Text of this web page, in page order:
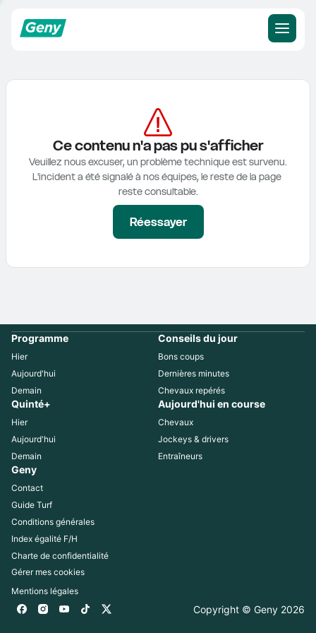
Ce contenu n'a pas pu s'afficher
Veuillez nous excuser, un problème technique est survenu.
L'incident a été signalé à nos équipes, le reste de la page
reste consultable.
Réessayer
Programme
Hier
Aujourd'hui
Demain
Conseils du jour
Bons coups
Dernières minutes
Chevaux repérés
Quinté+
Hier
Aujourd'hui
Demain
Aujourd'hui en course
Chevaux
Jockeys & drivers
Entraîneurs
Geny
Contact
Guide Turf
Conditions générales
Index égalité F/H
Charte de confidentialité
Gérer mes cookies
Mentions légales
Copyright © Geny 2026